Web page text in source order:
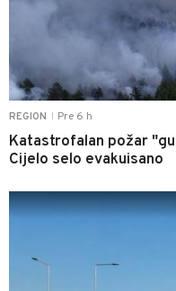
REGION Pre 6 h
Katastrofalan požar
Cijelo selo evakuisano